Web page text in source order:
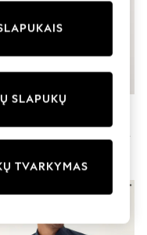
TVARKYMAS
SLAPUKŲ